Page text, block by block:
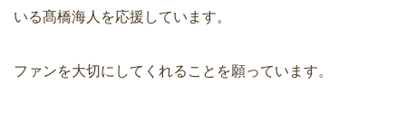
いる髙橋海人を応援しています。
ファンを大切にしてくれることを願っています。